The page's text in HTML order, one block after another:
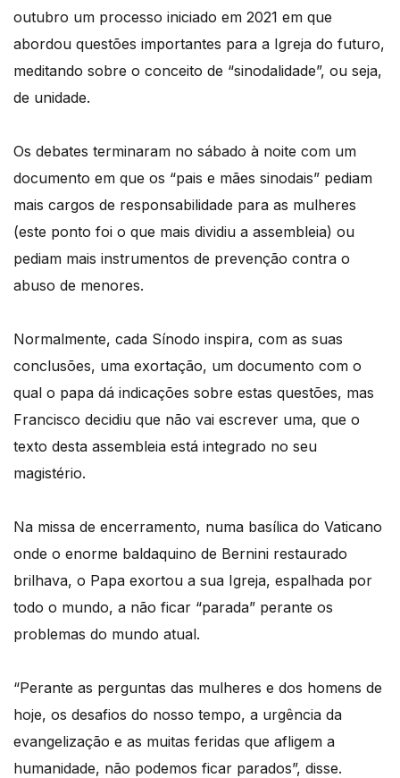
outubro um processo iniciado em 2021 em que
abordou questões importantes para a Igreja do futuro,
meditando sobre o conceito de “sinodalidade”, ou seja,
de unidade.
Os debates terminaram no sábado à noite com um
documento em que os “pais e mães sinodais” pediam
mais cargos de responsabilidade para as mulheres
(este ponto foi o que mais dividiu a assembleia) ou
pediam mais instrumentos de prevenção contra o
abuso de menores.
Normalmente, cada Sínodo inspira, com as suas
conclusões, uma exortação, um documento com o
qual o papa dá indicações sobre estas questões, mas
Francisco decidiu que não vai escrever uma, que o
texto desta assembleia está integrado no seu
magistério.
Na missa de encerramento, numa basílica do Vaticano
onde o enorme baldaquino de Bernini restaurado
brilhava, o Papa exortou a sua Igreja, espalhada por
todo o mundo, a não ficar “parada” perante os
problemas do mundo atual.
“Perante as perguntas das mulheres e dos homens de
hoje, os desafios do nosso tempo, a urgência da
evangelização e as muitas feridas que afligem a
humanidade, não podemos ficar parados”, disse.